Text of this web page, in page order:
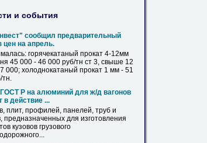
и события
сообщил предварительный
цен на апрель.
горячекатаный прокат 4-12мм
45 000 - 46 000 руб/тн ст 3, свыше 12
000; холоднокатаный прокат 1 мм - 51
тн.
Р на алюминий для ж/д вагонов
в действие ...
плит, профилей, панелей, труб и
предназначенных для изготовления
кузовов грузового